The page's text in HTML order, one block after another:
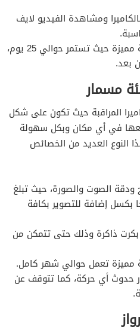
ومشاهدة الفيديو لايف
تملك هذه الكاميرا بطارية مميزة حيث تستمر حوالي 25 يوم،
بعد.
مسمار
المراقبة حيث تكون على شكل
في أي مكان وبكل سهولة
النوع العديد من الخصائص
ودقة الصوت والصورة، حيث تبلغ
حوالي 4 ميجا بكسل إضافة للتصوير بكافة
بكرت ذاكرة وذلك حتى تتمكن من
مميزة تعمل حوالي شهر كامل.
حدوث أي حركة، كما تتوقف عن